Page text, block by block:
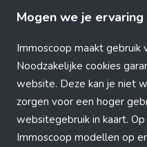
Mogen we je
Immoscoop maakt gebruik
Noodzakelijke cookies
website. Deze kan je niet
zorgen voor een hoger
websitegebruik in kaart.
Immoscoop modellen op
Application error: a client-side
browser console for more